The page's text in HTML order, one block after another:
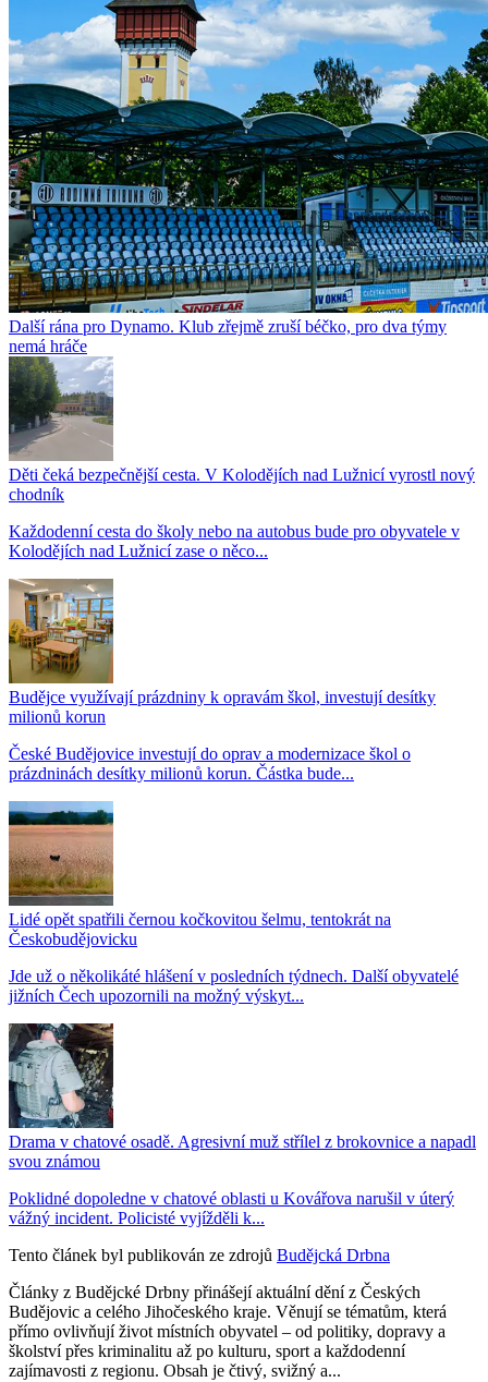
Další rána pro Dynamo. Klub zřejmě zruší béčko, pro dva týmy
nemá hráče
Děti čeká bezpečnější cesta. V Kolodějích nad Lužnicí vyrostl nový
chodník
Každodenní cesta do školy nebo na autobus bude pro obyvatele v
Kolodějích nad Lužnicí zase o něco...
Budějce využívají prázdniny k opravám škol, investují desítky
milionů korun
České Budějovice investují do oprav a modernizace škol o
prázdninách desítky milionů korun. Částka bude...
Lidé opět spatřili černou kočkovitou šelmu, tentokrát na
Českobudějovicku
Jde už o několikáté hlášení v posledních týdnech. Další obyvatelé
jižních Čech upozornili na možný výskyt...
Drama v chatové osadě. Agresivní muž střílel z brokovnice a napadl
svou známou
Poklidné dopoledne v chatové oblasti u Kovářova narušil v úterý
vážný incident. Policisté vyjížděli k...
Tento článek byl publikován ze zdrojů Budějcká Drbna
Články z Budějcké Drbny přinášejí aktuální dění z Českých
Budějovic a celého Jihočeského kraje. Věnují se tématům, která
přímo ovlivňují život místních obyvatel – od politiky, dopravy a
školství přes kriminalitu až po kulturu, sport a každodenní
zajímavosti z regionu. Obsah je čtivý, svižný a...